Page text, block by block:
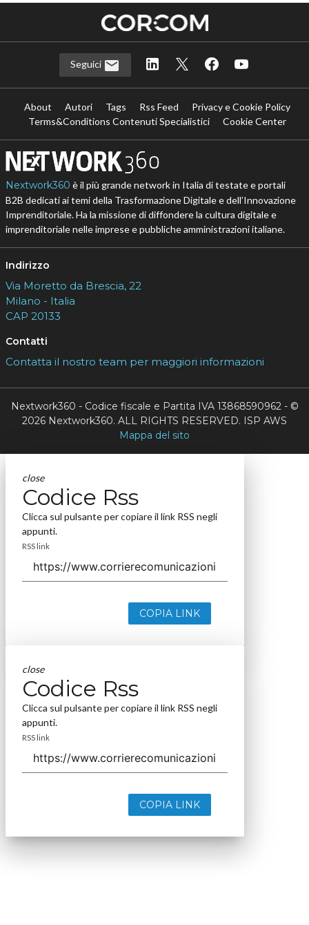
Seguici
About Autori Tags Rss Feed
Privacy e Cookie Policy
Terms&Conditions Contenuti Specialistici
Cookie Center
Nextwork360 è il più grande network in Italia di testate e portali
B2B dedicati ai temi della Trasformazione Digitale e dell’Innovazione
Imprenditoriale. Ha la missione di diffondere la cultura digitale e
imprenditoriale nelle imprese e pubbliche amministrazioni italiane.
Indirizzo
Via Moretto da Brescia, 22
Milano - Italia
CAP 20133
Contatti
Contatta il nostro team per maggiori informazioni
Nextwork360 - Codice fiscale e Partita IVA 13868590962 - ©
2026 Nextwork360. ALL RIGHTS RESERVED. ISP AWS
Mappa del sito
close
Codice Rss
Clicca sul pulsante per copiare il link RSS negli
appunti.
RSS link
COPIA LINK
close
Codice Rss
Clicca sul pulsante per copiare il link RSS negli
appunti.
RSS link
COPIA LINK